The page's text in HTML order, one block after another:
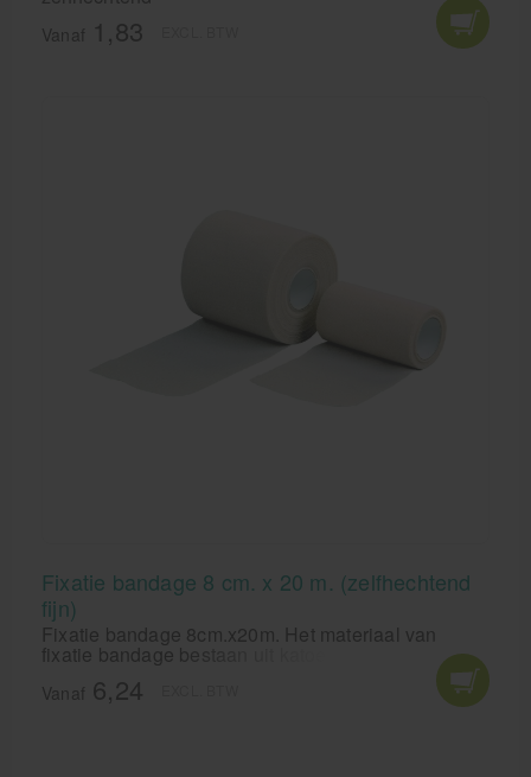
Vanaf 1,83
Fixatie bandage 8 cm. x 20 m. (zelfhechtend
fijn)
Fixatie bandage 8cm.x20m. Het materiaal van
fixatie bandage bestaan uit katoen en polyamide.
Door geïmpregneerde microdruppels natuurlijk latex
kleeft het windsel wel op zichzelf, maar niet op de
Vanaf 6,24